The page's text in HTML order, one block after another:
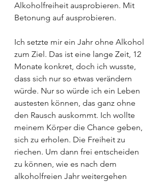
Alkoholfreiheit ausprobieren. Mit
Betonung auf ausprobieren.
Ich setzte mir ein Jahr ohne Alkohol
zum Ziel. Das ist eine lange Zeit, 12
Monate konkret, doch ich wusste,
dass sich nur so etwas verändern
würde. Nur so würde ich ein Leben
austesten können, das ganz ohne
den Rausch auskommt. Ich wollte
meinem Körper die Chance geben,
sich zu erholen. Die Freiheit zu
riechen. Um dann frei entscheiden
zu können, wie es nach dem
alkoholfreien Jahr weitergehen